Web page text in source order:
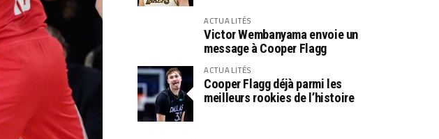
ACTUALITÉS
Victor Wembanyama envoie un
message à Cooper Flagg
ACTUALITÉS
Cooper Flagg déjà parmi les
meilleurs rookies de l’histoire